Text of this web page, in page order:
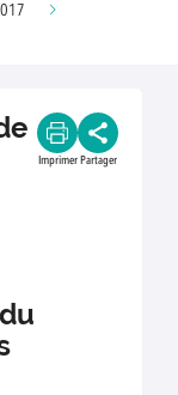
Imprimer Partager